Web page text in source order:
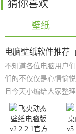
猜你喜欢
壁纸
电脑壁纸软件推荐
不知道各位电脑用户
们的不仅仅是心情愉
且今天小编给大家整
纸资源可谓是十分的
题壁纸作品都一应俱
级壁纸软件资源，欢